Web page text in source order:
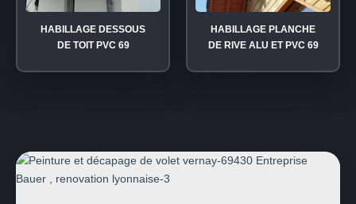
HABILLAGE DESSOUS
DE TOIT PVC 69
HABILLAGE PLANCHE
DE RIVE ALU ET PVC 69